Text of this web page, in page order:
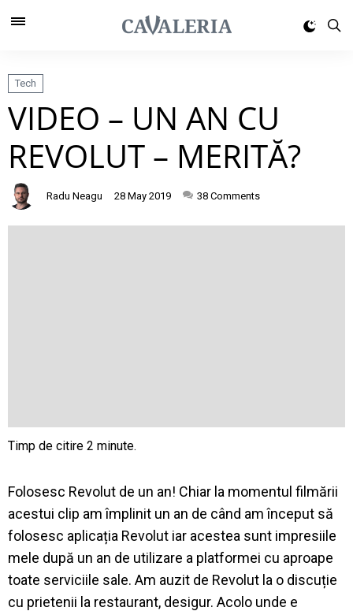
Tech
VIDEO – UN AN CU
REVOLUT – MERITĂ?
Radu Neagu 28 May 2019 38 Comments
Folosesc Revolut de un an! Chiar la momentul filmării
acestui clip am împlinit un an de când am început să
folosesc aplicația Revolut iar acestea sunt impresiile
mele după un an de utilizare a platformei cu aproape
toate serviciile sale. Am auzit de Revolut la o discuție
cu prietenii la restaurant, desigur. Acolo unde e